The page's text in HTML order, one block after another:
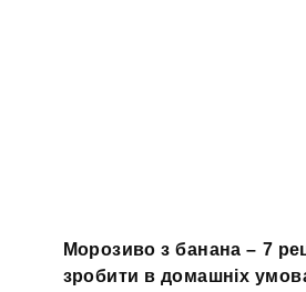
Морозиво з банана – 7
зробити в домашніх